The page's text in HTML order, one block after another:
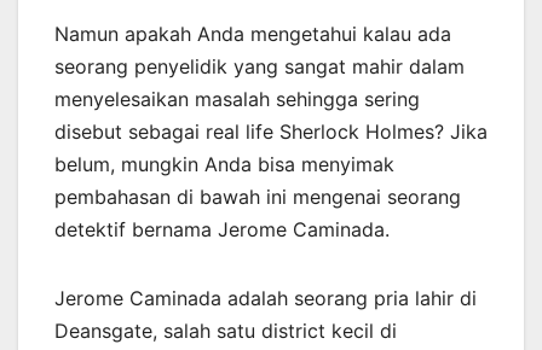
Namun apakah Anda mengetahui kalau ada
seorang penyelidik yang sangat mahir dalam
menyelesaikan masalah sehingga sering
disebut sebagai real life Sherlock Holmes? Jika
belum, mungkin Anda bisa menyimak
pembahasan di bawah ini mengenai seorang
detektif bernama Jerome Caminada.
Jerome Caminada adalah seorang pria lahir di
Deansgate, salah satu district kecil di